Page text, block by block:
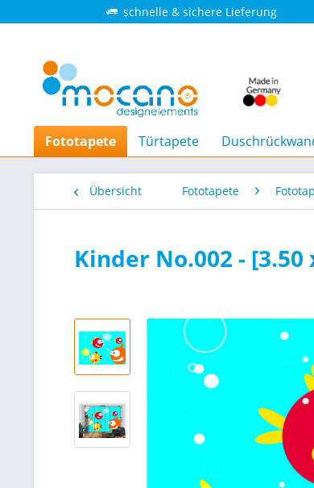
schnelle & sichere Lieferung
Fototapete Türtapete
Übersicht Fototapete
Kinder No.002 -